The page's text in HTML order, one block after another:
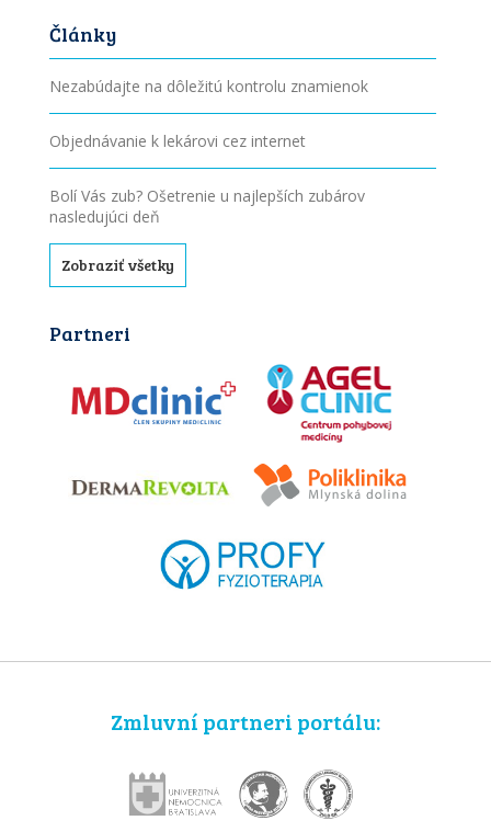
Články
Nezabúdajte na dôležitú kontrolu znamienok
Objednávanie k lekárovi cez internet
Bolí Vás zub? Ošetrenie u najlepších zubárov
nasledujúci deň
Zobraziť všetky
Partneri
Zmluvní partneri portálu: